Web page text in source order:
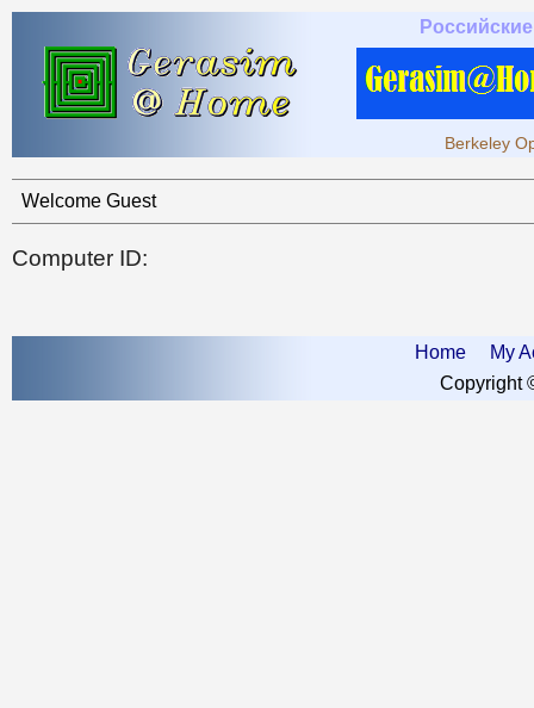
Berkeley
Welcome Guest
Computer ID:
Home
My
Copyright